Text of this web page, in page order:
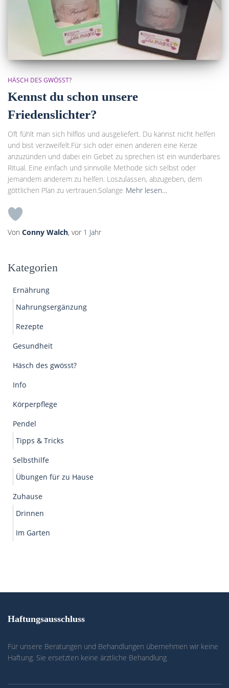
HÄSCH DES GWÖSST?
Kennst du schon unsere
Friedenslichter?
Oft fühlt man sich hilflos und ausgeliefert. Du kannst nicht helfen
und bist verzweifelt.Für sich oder einen anderen eine Kerze
anzuzünden und dabei ein Gebet zu sprechen ist ein wunderbares
Ritual. Eine einfach und sinnvolle Methode sich selbst oder
jemandem anderem zu helfen. Loszulassen, abzugeben, dem
göttlichen Plan zu vertrauen.Solange Mehr lesen…
Von Conny Walch, vor 1 Jahr
Kategorien
Ernährung
Nahrungsergänzung
Rezepte
Gesundheit
Häsch des gwösst?
Info
Körperpflege
Pendel
Tipps & Tricks
Selbsthilfe
Übungen für zu Hause
Zuhause
Drinnen
Im Garten
Haftungsausschluss
Für unsere Beratungen und Behandlungen übernehmen wir keine
Haftung. Sie ersetzten keine ärztliche Behandlung